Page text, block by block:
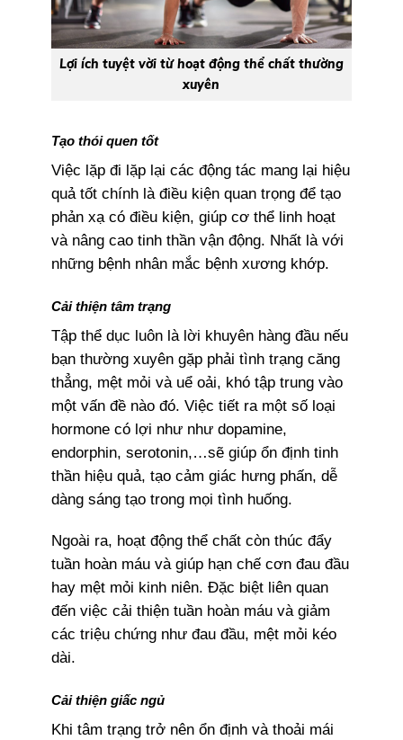
Lợi ích tuyệt vời từ hoạt động thể chất thường
xuyên
Tạo thói quen tốt
Việc lặp đi lặp lại các động tác mang lại hiệu
quả tốt chính là điều kiện quan trọng để tạo
phản xạ có điều kiện, giúp cơ thể linh hoạt
và nâng cao tinh thần vận động. Nhất là với
những bệnh nhân mắc bệnh xương khớp.
Cải thiện tâm trạng
Tập thể dục luôn là lời khuyên hàng đầu nếu
bạn thường xuyên gặp phải tình trạng căng
thẳng, mệt mỏi và uể oải, khó tập trung vào
một vấn đề nào đó. Việc tiết ra một số loại
hormone có lợi như như dopamine,
endorphin, serotonin,…sẽ giúp ổn định tinh
thần hiệu quả, tạo cảm giác hưng phấn, dễ
dàng sáng tạo trong mọi tình huống.
Ngoài ra, hoạt động thể chất còn thúc đẩy
tuần hoàn máu và giúp hạn chế cơn đau đầu
hay mệt mỏi kinh niên. Đặc biệt liên quan
đến việc cải thiện tuần hoàn máu và giảm
các triệu chứng như đau đầu, mệt mỏi kéo
dài.
Cải thiện giấc ngủ
Khi tâm trạng trở nên ổn định và thoải mái